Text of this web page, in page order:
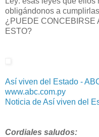
obligándonos a
¿PUEDE CONCEBIRSE
ESTO?
Así viven del Estado -
www.abc.com.py
Noticia de Así viven del
Cordiales saludos: